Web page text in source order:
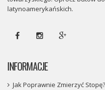
latynoamerykańskich.
INFORMACJE
Jak Poprawnie Zmierzyć Stopę?